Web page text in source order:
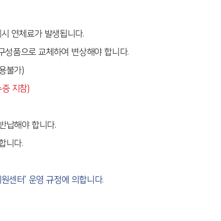
연체료가 발생됩니다.
품으로 교체하여 변상해야 합니다.
불가)
지참)
납해야 합니다.
니다.
센터’ 운영 규정에 의합니다.